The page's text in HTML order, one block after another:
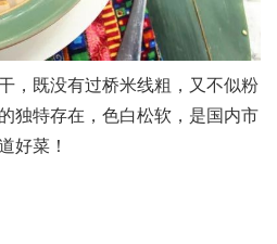
，既没有过桥米线粗，又不似粉
独特存在，色白松软，是国内市
好菜！